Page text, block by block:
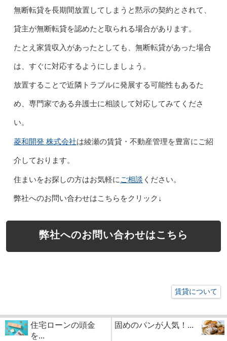
無断転貸を長期間放置してしまうと黙示の契約とされて、
貸主が無断転貸を認めたと取られる場合があります。
たとえ家賃収入があったとしても、無断転貸があった場合
は、すぐに対応するようにしましょう。
放置することで近隣トラブルに発展する可能性もあるた
め、専門家である弁護士に相談して対応してみてくださ
い。
菱和開発 株式会社は綾瀬の賃貸・不動産管理を豊富にご紹
介しております。
住まいをお探しの方はお気軽にご相談 ください。
弊社へのお問い合わせはこちらをクリック↓
弊社へのお問い合わせはこちら
賃貸について
住宅ローンの頭金
を...
固めのパンが人気！...